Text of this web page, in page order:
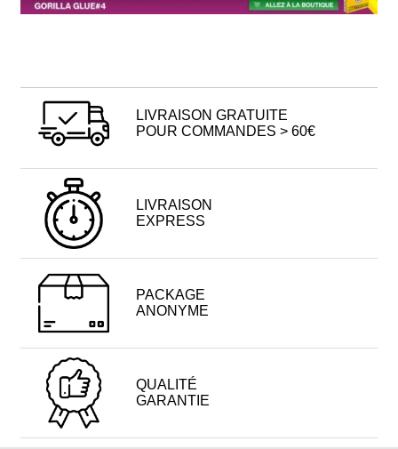
LIVRAISON GRATUITE
POUR COMMANDES > 60€
LIVRAISON
EXPRESS
PACKAGE
ANONYME
QUALITÉ
GARANTIE